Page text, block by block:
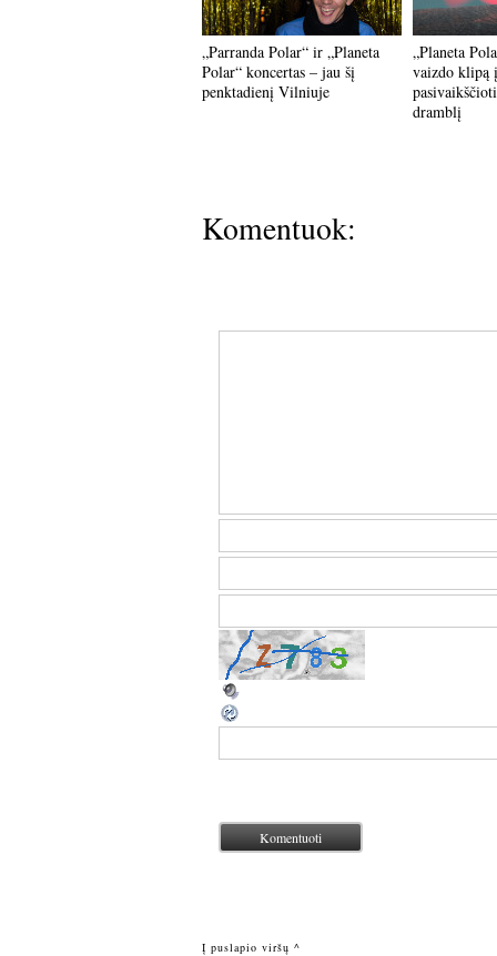
„Parranda Polar“ ir „Planeta
Polar“ koncertas – jau šį
penktadienį Vilniuje
„Planeta
vaizdo klipą
dramblį
Komentuok:
Į puslapio viršų ^